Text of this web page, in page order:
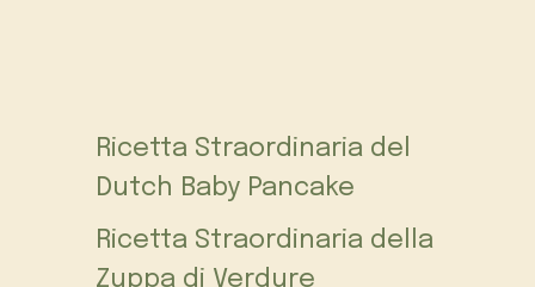
Ricetta Straordinaria del
Dutch Baby Pancake
Ricetta Straordinaria della
Zuppa di Verdure